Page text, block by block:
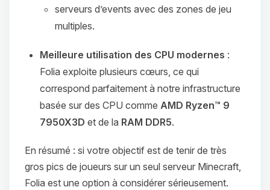
serveurs d’events avec des zones de jeu
multiples.
Meilleure utilisation des CPU modernes :
Folia exploite plusieurs cœurs, ce qui
correspond parfaitement à notre infrastructure
basée sur des CPU comme AMD Ryzen™ 9
7950X3D et de la RAM DDR5.
En résumé : si votre objectif est de tenir de très
gros pics de joueurs sur un seul serveur Minecraft,
Folia est une option à considérer sérieusement.